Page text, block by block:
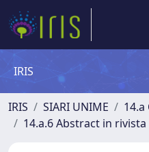
IRIS
IRIS SIARI UNIME
14.a.6 Abstract in rivista